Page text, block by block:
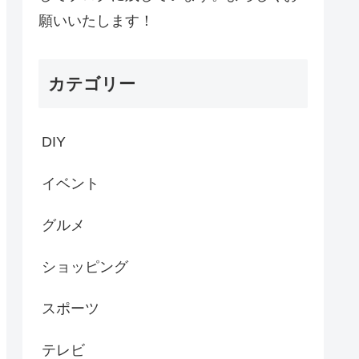
願いいたします！
カテゴリー
DIY
イベント
グルメ
ショッピング
スポーツ
テレビ